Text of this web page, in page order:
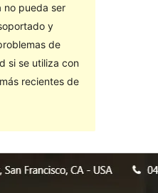
no pueda ser
y
de
si se utiliza con
recientes de